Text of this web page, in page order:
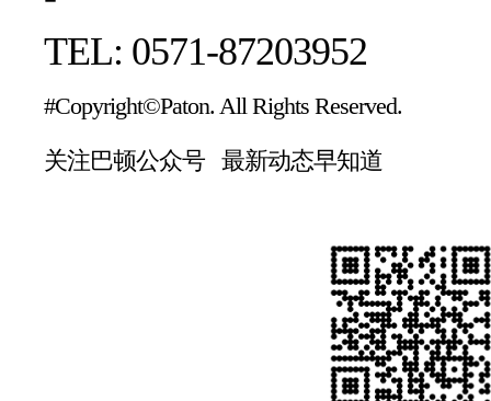
TEL: 0571-87203952
#Copyright©Paton. All Rights Reserved.
关注巴顿公众号 最新动态早知道